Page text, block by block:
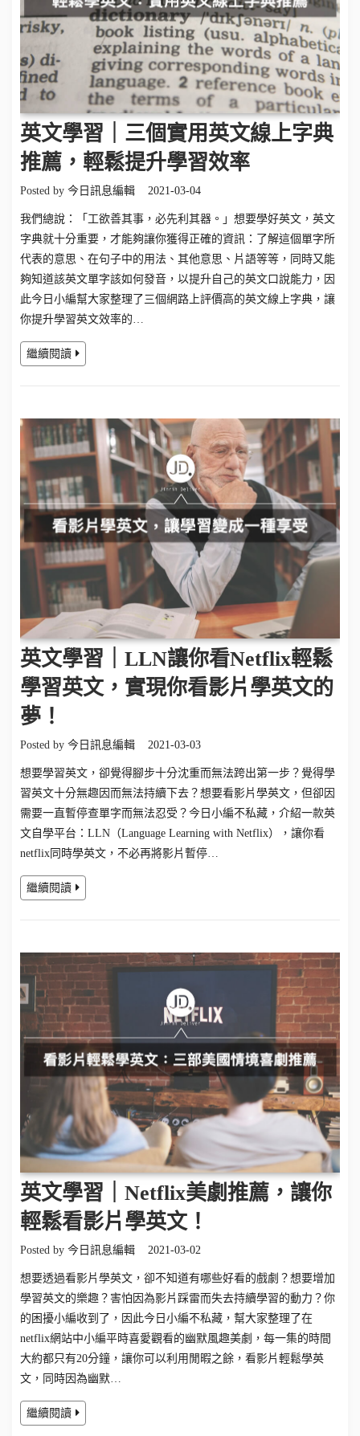
英文學習｜三個實用英文線上字典
推薦，輕鬆提升學習效率
Posted by 今日訊息編輯 2021-03-04
我們總說：「工欲善其事，必先利其器。」想要學好英文，英文
字典就十分重要，才能夠讓你獲得正確的資訊：了解這個單字所
代表的意思、在句子中的用法、其他意思、片語等等，同時又能
夠知道該英文單字該如何發音，以提升自己的英文口說能力，因
此今日小編幫大家整理了三個網路上評價高的英文線上字典，讓
你提升學習英文效率的…
繼續閱讀
英文學習｜LLN讓你看Netflix輕鬆
學習英文，實現你看影片學英文的
夢！
Posted by 今日訊息編輯 2021-03-03
想要學習英文，卻覺得腳步十分沈重而無法跨出第一步？覺得學
習英文十分無趣因而無法持續下去？想要看影片學英文，但卻因
需要一直暫停查單字而無法忍受？今日小編不私藏，介紹一款英
文自學平台：LLN（Language Learning with Netflix），讓你看
netflix同時學英文，不必再將影片暫停…
繼續閱讀
英文學習｜Netflix美劇推薦，讓你
輕鬆看影片學英文！
Posted by 今日訊息編輯 2021-03-02
想要透過看影片學英文，卻不知道有哪些好看的戲劇？想要增加
學習英文的樂趣？害怕因為影片踩雷而失去持續學習的動力？你
的困擾小編收到了，因此今日小編不私藏，幫大家整理了在
netflix網站中小編平時喜愛觀看的幽默風趣美劇，每一集的時間
大約都只有20分鐘，讓你可以利用閒暇之餘，看影片輕鬆學英
文，同時因為幽默…
繼續閱讀